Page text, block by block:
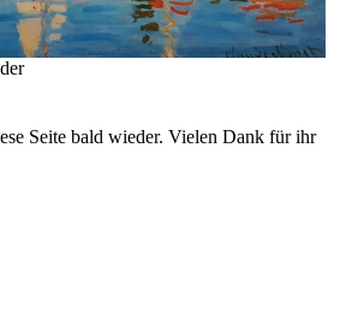
Seite bald wieder. Vielen Dank für ihr